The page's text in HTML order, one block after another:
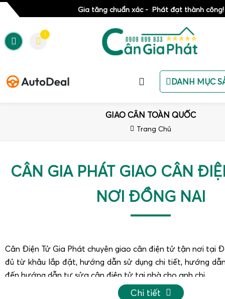
Gia tăng chuẩn xác - Phát đạt thành công!
1
DANH MỤC
GIAO CÂN TOÀN QUỐC
Trang Chủ
CÂN GIA PHÁT GIAO CÂN
NƠI ĐỒNG NAI
Cân Điện Tử Gia Phát chuyên giao cân điện tử tận nơi tại
đủ từ khâu lắp đặt, hướng dẫn sử dụng chi tiết, hướng
đến hướng dẫn tự sửa cân điện tử tại nhà cho anh chị.
Khi mua cân điện tử tại Gia Phát, anh chị được tư vấn
Chi tiết